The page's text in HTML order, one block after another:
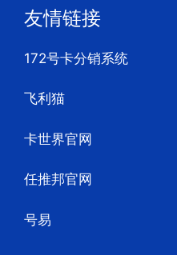
友情链接
172号卡分销系统
飞利猫
卡世界官网
任推邦官网
号易